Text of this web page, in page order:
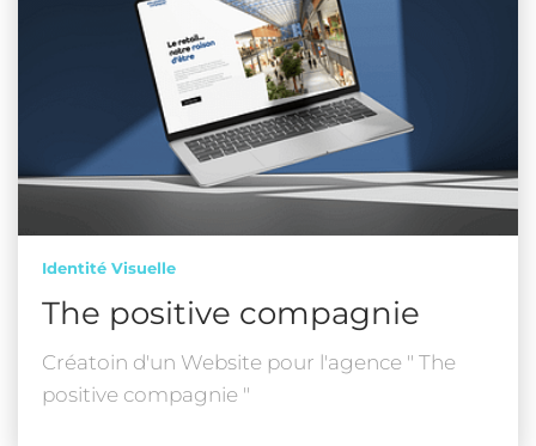
Identité Visuelle
The positive compagnie
Créatoin d'un Website pour l'agence " The
positive compagnie "